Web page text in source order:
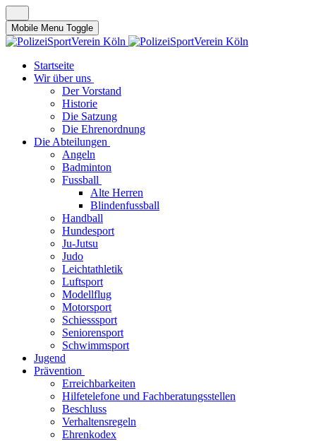
Mobile Menu Toggle
Startseite
Wir über uns
Der Vorstand
Historie
Die Satzung
Die Ehrenordnung
Die Abteilungen
Angeln
Badminton
Fussball
Alte Herren
Blindenfussball
Handball
Hundesport
Ju-Jutsu
Judo
Leichtathletik
Luftsport
Modellflug
Motorsport
Schiesssport
Seniorensport
Schwimmsport
Jugend
Prävention
Erreichbarkeiten
Hilfetelefone und Fachberatungsstellen
Beschluss
Verhaltensregeln
Ehrenkodex